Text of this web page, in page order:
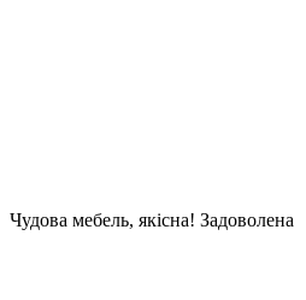
Чудова мебель, якісна! Задоволена